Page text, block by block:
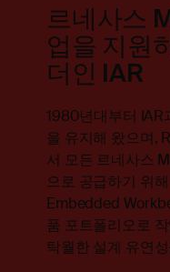
르네사스
업을 지원
더인 IAR
1980년대부터 IAR
을 유지해 왔으며,
서 모든 르네사스
으로 공급하기 위
Embedded
품 포트폴리오로
탁월한 설계 유연